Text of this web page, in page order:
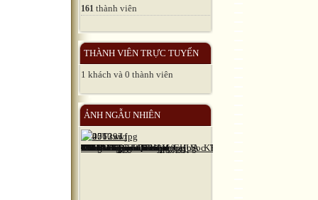
161 thành viên
THÀNH VIÊN TRỰC TUYẾN
1 khách và 0 thành viên
ẢNH NGẪU NHIÊN